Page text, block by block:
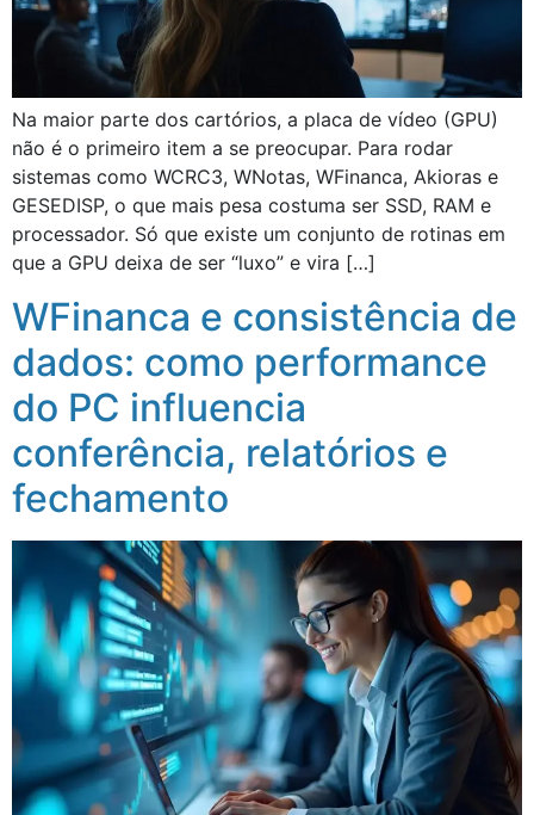
Na maior parte dos cartórios, a placa de vídeo (GPU)
não é o primeiro item a se preocupar. Para rodar
sistemas como WCRC3, WNotas, WFinanca, Akioras e
GESEDISP, o que mais pesa costuma ser SSD, RAM e
processador. Só que existe um conjunto de rotinas em
que a GPU deixa de ser “luxo” e vira […]
WFinanca e consistência de
dados: como performance
do PC influencia
conferência, relatórios e
fechamento